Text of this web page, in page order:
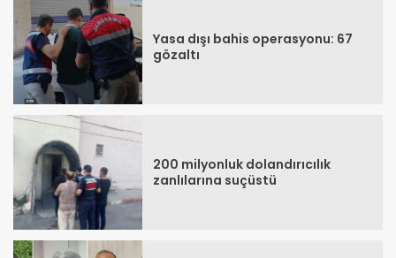
Yasa dışı bahis operasyonu: 67
gözaltı
200 milyonluk dolandırıcılık
zanlılarına suçüstü